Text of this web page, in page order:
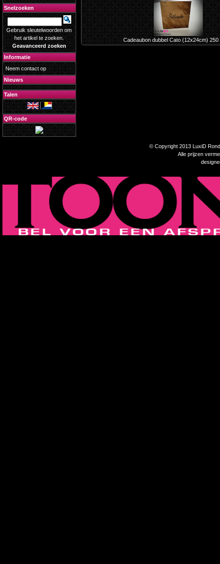
Cadeaubon dubbel Cato (12x24cm)
Snelzoeken
Gebruik sleutelwoorden om
het artikel te zoeken.
Geavanceerd zoeken
Informatie
Neem contact op
Nieuws
Talen
QR-code
© Copyright 2013 LuxiD
Alle prijzen